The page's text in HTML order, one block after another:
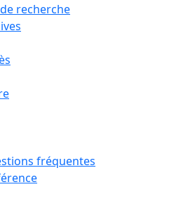
recherche
fréquentes